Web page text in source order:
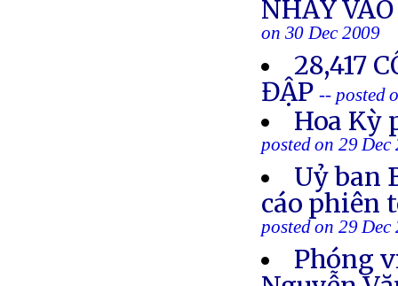
NHẢY
on 30 Dec 2009
28,417
ĐẬP -- posted
Hoa Kỳ
posted on 29
Uỷ ban
cáo phiên
posted on 29
Phóng